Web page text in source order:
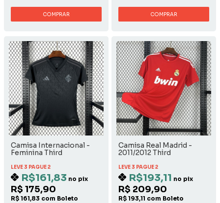
COMPRAR COMPRAR
Camisa Internacional -
Feminina Third
LEVE 3 PAGUE 2
R$161,83 no pix
R$ 175,90
R$ 161,83 com Boleto
Camisa Real Madrid -
2011/2012 Third
LEVE 3 PAGUE 2
R$193,11 no pix
R$ 209,90
R$ 193,11 com Boleto